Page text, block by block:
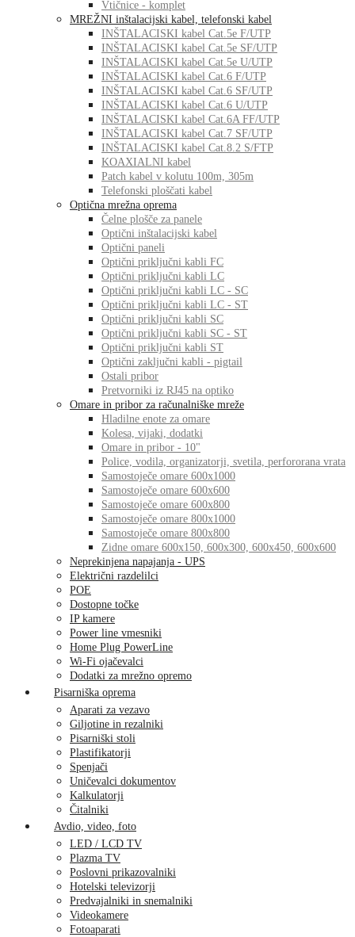
Vtičnice - komplet
MREŽNI inštalacijski kabel, telefonski kabel
INŠTALACISKI kabel Cat.5e F/UTP
INŠTALACISKI kabel Cat.5e SF/UTP
INŠTALACISKI kabel Cat.5e U/UTP
INŠTALACISKI kabel Cat.6 F/UTP
INŠTALACISKI kabel Cat.6 SF/UTP
INŠTALACISKI kabel Cat.6 U/UTP
INŠTALACISKI kabel Cat.6A FF/UTP
INŠTALACISKI kabel Cat.7 SF/UTP
INŠTALACISKI kabel Cat.8.2 S/FTP
KOAXIALNI kabel
Patch kabel v kolutu 100m, 305m
Telefonski ploščati kabel
Optična mrežna oprema
Čelne plošče za panele
Optični inštalacijski kabel
Optični paneli
Optični priključni kabli FC
Optični priključni kabli LC
Optični priključni kabli LC - SC
Optični priključni kabli LC - ST
Optični priključni kabli SC
Optični priključni kabli SC - ST
Optični priključni kabli ST
Optični zaključni kabli - pigtail
Ostali pribor
Pretvorniki iz RJ45 na optiko
Omare in pribor za računalniške mreže
Hladilne enote za omare
Kolesa, vijaki, dodatki
Omare in pribor - 10"
Police, vodila, organizatorji, svetila, perfororana vrata
Samostoječe omare 600x1000
Samostoječe omare 600x600
Samostoječe omare 600x800
Samostoječe omare 800x1000
Samostoječe omare 800x800
Zidne omare 600x150, 600x300, 600x450, 600x600
Neprekinjena napajanja - UPS
Električni razdelilci
POE
Dostopne točke
IP kamere
Power line vmesniki
Home Plug PowerLine
Wi-Fi ojačevalci
Dodatki za mrežno opremo
Pisarniška oprema
Aparati za vezavo
Giljotine in rezalniki
Pisarniški stoli
Plastifikatorji
Spenjači
Uničevalci dokumentov
Kalkulatorji
Čitalniki
Avdio, video, foto
LED / LCD TV
Plazma TV
Poslovni prikazovalniki
Hotelski televizorji
Predvajalniki in snemalniki
Videokamere
Fotoaparati